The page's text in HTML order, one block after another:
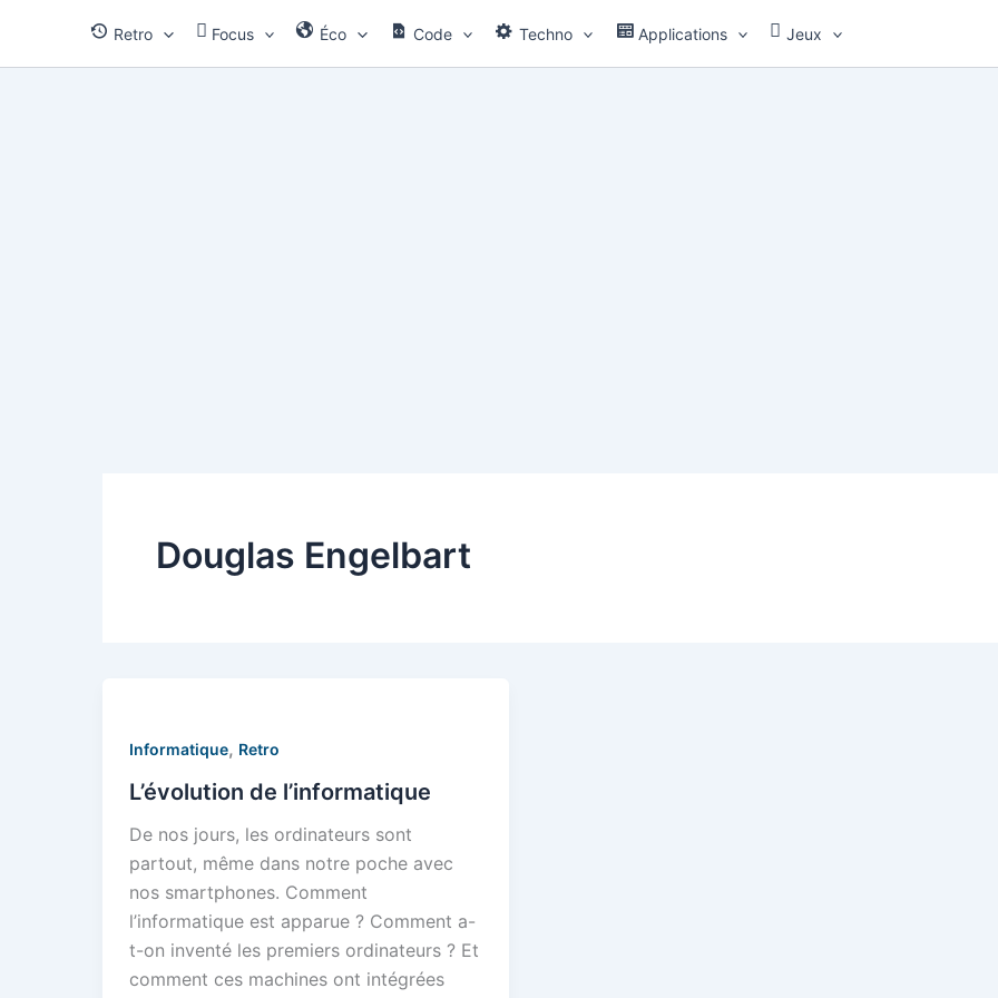
contenu
Retro Focus Éco Code Techno Applications Jeux
Douglas Engelbart
Informatique, Retro
L’évolution de l’informatique
De nos jours, les ordinateurs sont
partout, même dans notre poche avec
nos smartphones. Comment
l’informatique est apparue ? Comment a-
t-on inventé les premiers ordinateurs ? Et
comment ces machines ont intégrées